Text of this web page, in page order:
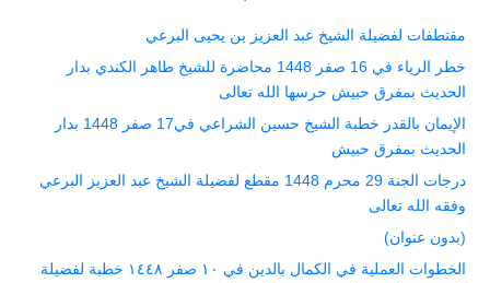
مقتطفات لفضيلة الشيخ عبد العزيز بن يحيى البرعي
خطر الرياء في 16 صفر 1448 محاضرة للشيخ طاهر الكندي بدار
الحديث بمفرق حبيش حرسها الله تعالى
الإيمان بالقدر خطبة الشيخ حسين الشراعي في17 صفر 1448 بدار
الحديث بمفرق حبيش
درجات الجنة 29 محرم 1448 مقطع لفضيلة الشيخ عبد العزيز البرعي
وفقه الله تعالى
(بدون عنوان)
الخطوات العملية في الكمال بالدين في ١٠ صفر ١٤٤٨ خطبة لفضيلة